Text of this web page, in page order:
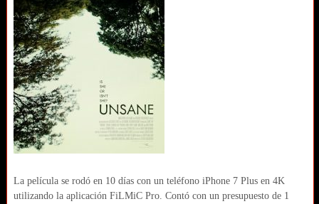
La película se rodó en 10 días con un teléfono iPhone 7 Plus en 4K
utilizando la aplicación FiLMiC Pro. Contó con un presupuesto de 1